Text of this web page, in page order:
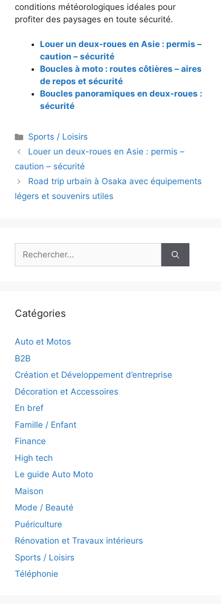
conditions météorologiques idéales pour
profiter des paysages en toute sécurité.
Louer un deux-roues en Asie : permis –
caution – sécurité
Boucles à moto : routes côtières – aires
de repos et sécurité
Boucles panoramiques en deux‑roues :
sécurité
Catégories
Sports / Loisirs
Louer un deux-roues en Asie : permis –
caution – sécurité
Road trip urbain à Osaka avec équipements
légers et souvenirs utiles
Rechercher :
Catégories
Auto et Motos
B2B
Création et Développement d’entreprise
Décoration et Accessoires
En bref
Famille / Enfant
Finance
High tech
Le guide Auto Moto
Maison
Mode / Beauté
Puériculture
Rénovation et Travaux intérieurs
Sports / Loisirs
Téléphonie